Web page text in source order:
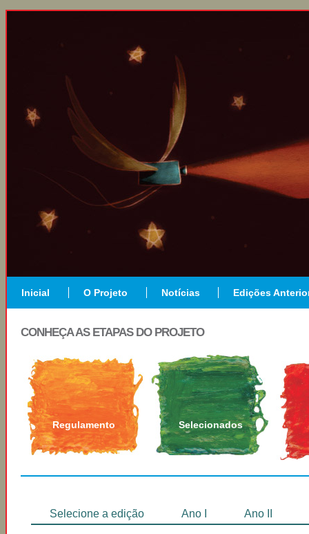
Inicial O Projeto Notícias Edições
CONHEÇA AS ETAPAS DO PROJETO
Regulamento Selecionados
Selecione a edição Ano I Ano II